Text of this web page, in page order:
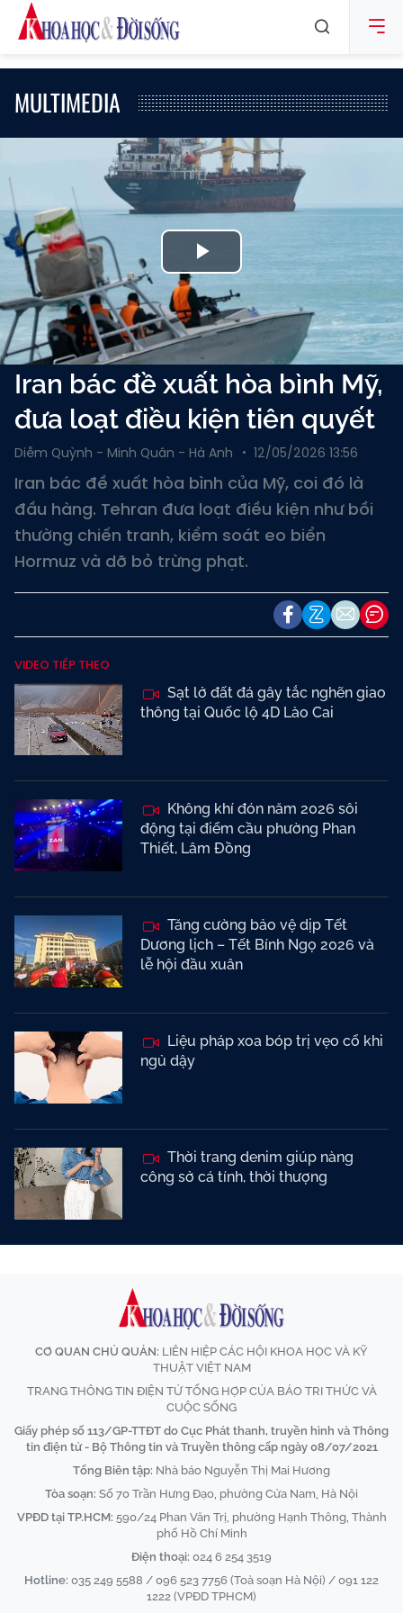
MULTIMEDIA
Play
Video
Iran bác đề xuất hòa bình Mỹ,
đưa loạt điều kiện tiên quyết
Diễm Quỳnh - Minh Quân - Hà Anh 12/05/2026 13:56
Iran bác đề xuất hòa bình của Mỹ, coi đó là
đầu hàng. Tehran đưa loạt điều kiện như bồi
thường chiến tranh, kiểm soát eo biển
Hormuz và dỡ bỏ trừng phạt.
VIDEO TIẾP THEO
Sạt lở đất đá gây tắc nghẽn giao
thông tại Quốc lộ 4D Lào Cai
Không khí đón năm 2026 sôi
động tại điểm cầu phường Phan
Thiết, Lâm Đồng
Tăng cường bảo vệ dịp Tết
Dương lịch – Tết Bính Ngọ 2026 và
lễ hội đầu xuân
Liệu pháp xoa bóp trị vẹo cổ khi
ngủ dậy
Thời trang denim giúp nàng
công sở cá tính, thời thượng
CƠ QUAN CHỦ QUẢN: LIÊN HIỆP CÁC HỘI KHOA HỌC VÀ KỸ
THUẬT VIỆT NAM
TRANG THÔNG TIN ĐIỆN TỬ TỔNG HỢP CỦA BÁO TRI THỨC VÀ
CUỘC SỐNG
Giấy phép số 113/GP-TTĐT do Cục Phát thanh, truyền hình và Thông
tin điện tử - Bộ Thông tin và Truyền thông cấp ngày 08/07/2021
Tổng Biên tập: Nhà báo Nguyễn Thị Mai Hương
Tòa soạn: Số 70 Trần Hưng Đạo, phường Cửa Nam, Hà Nội
VPĐD tại TP.HCM: 590/24 Phan Văn Trị, phường Hạnh Thông, Thành
phố Hồ Chí Minh
Điện thoại: 024 6 254 3519
Hotline: 035 249 5588 / 096 523 7756 (Toà soạn Hà Nội) / 091 122
1222 (VPĐD TPHCM)